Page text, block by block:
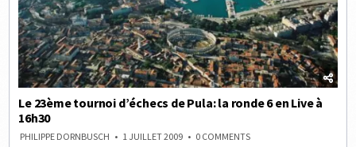
Le 23ème tournoi d’échecs de Pula: la ronde 6 en Live à
16h30
PHILIPPE DORNBUSCH 1 JUILLET 2009 0 COMMENTSON